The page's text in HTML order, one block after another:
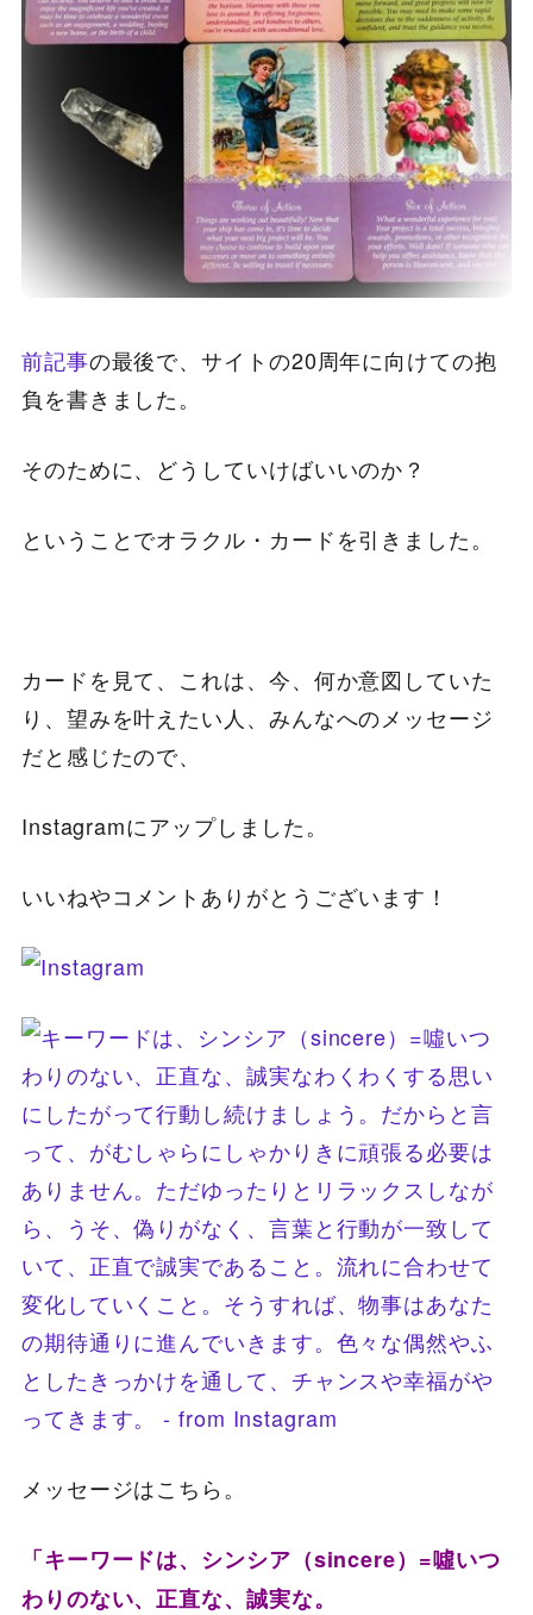
前記事の最後で、サイトの20周年に向けての抱
負を書きました。
そのために、どうしていけばいいのか？
ということでオラクル・カードを引きました。
カードを見て、これは、今、何か意図していた
り、望みを叶えたい人、みんなへのメッセージ
だと感じたので、
Instagramにアップしました。
いいねやコメントありがとうございます！
メッセージはこちら。
「キーワードは、シンシア（sincere）=噓いつ
わりのない、正直な、誠実な。